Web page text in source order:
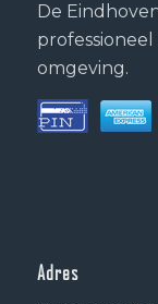
De
omgeving.
Adres